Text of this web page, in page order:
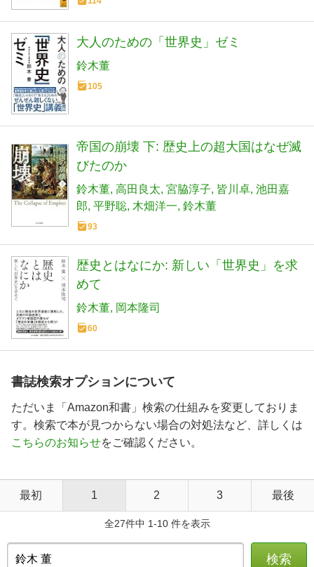
大人のための「世界史」ゼミ
鈴木董
105
帝国の崩壊 下: 歴史上の超大国はなぜ滅
びたのか
鈴木董 高田良太 宮脇淳子 皆川卓 池田嘉
郎 平野聡 木畑洋一 鈴木董
93
歴史とはなにか: 新しい「世界史」を求
めて
鈴木董 岡本隆司
60
書誌検索オプションについて
ただいま「Amazon和書」検索の仕組みを変更しておりま
す。検索で本が見つからない場合の対処法など、詳しくは
こちらのお知らせをご確認ください。
最初 1 2 3 最後
全27件中 1-10 件を表示
検索